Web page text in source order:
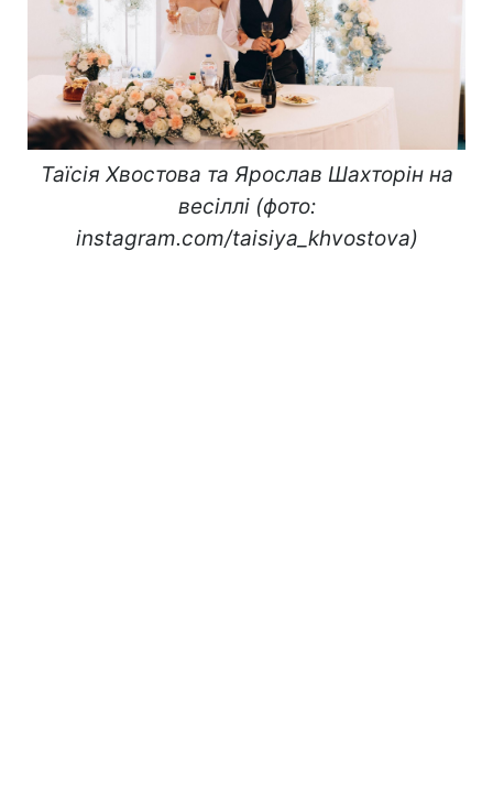
Таїсія Хвостова та Ярослав Шахторін на
весіллі (фото:
instagram.com/taisiya_khvostova)